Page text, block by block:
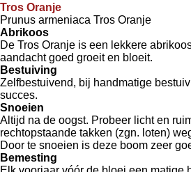
Tros Oranje
Prunus armeniaca Tros Oranje
Abrikoos
De Tros Oranje is een lekkere
aandacht goed groeit en bloeit.
Bestuiving
Zelfbestuivend, bij handmatige
succes.
Snoeien
Altijd na de oogst. Probeer licht en
rechtopstaande takken (zgn. loten)
Door te snoeien is deze boom zeer
Bemesting